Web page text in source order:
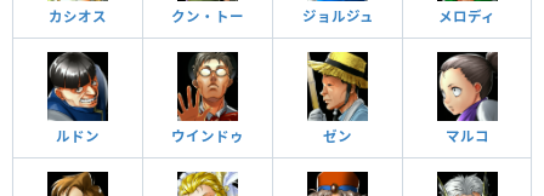
カシオス クン・トー ジョルジュ メロディ
ルドン ウインドゥ ゼン マルコ